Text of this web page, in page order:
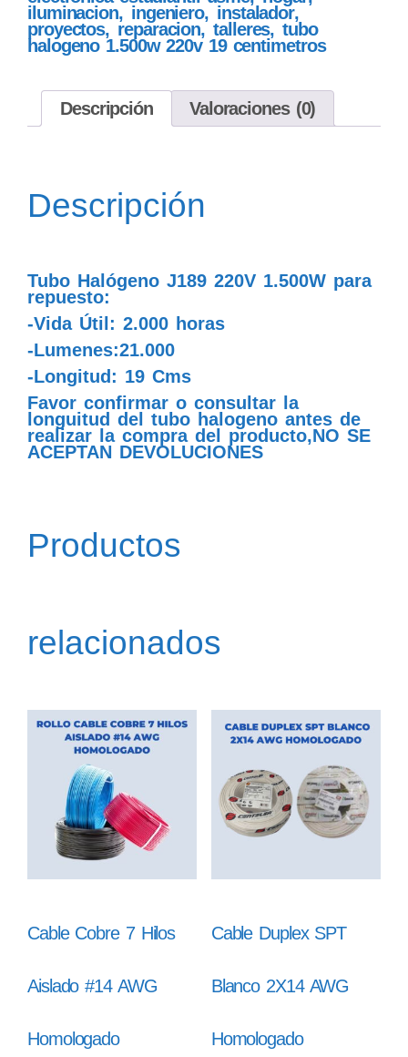
iluminacion, ingeniero, instalador,
proyectos, reparacion,talleres,tubo
halogeno 1.500w 220v 19 centimetros
Descripción Valoraciones (0)
Descripción
Tubo Halógeno J189 220V 1.500W para
repuesto:
-Vida Útil: 2.000 horas
-Lumenes:21.000
-Longitud: 19 Cms
Favor confirmar o consultar la
longuitud del tubo halogeno antes de
realizar la compra del producto,NO SE
ACEPTAN DEVOLUCIONES
Productos
relacionados
Cable Cobre 7 Hilos
Aislado #14 AWG
Homologado
Cable Duplex SPT
Blanco 2X14 AWG
Homologado